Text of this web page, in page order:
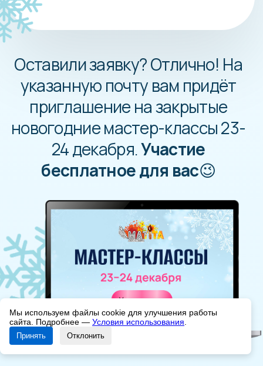
Мы используем файлы cookie для улучшения работы
сайта. Подробнее — Условия использования
Принять Отклонить